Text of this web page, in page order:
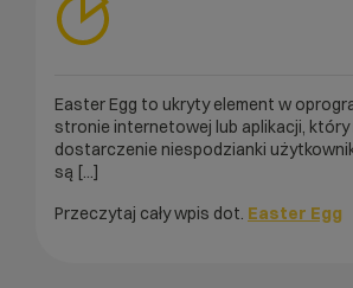
Easter Egg to ukryty element w
stronie internetowej lub aplikacji, który
dostarczenie niespodzianki
są [...]
Przeczytaj cały wpis dot. Easter Egg